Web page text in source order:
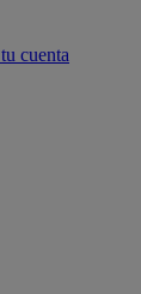
cuenta